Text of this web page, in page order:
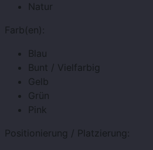
Natur
Farb(en):
Blau
Bunt / Vielfarbig
Gelb
Grün
Pink
Positionierung / Platzierung: